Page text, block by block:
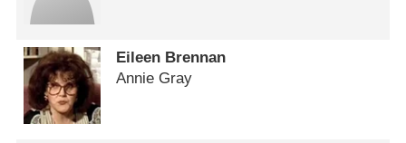
Eileen Brennan
Annie Gray